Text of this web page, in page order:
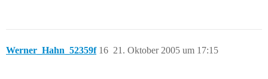
Werner_Hahn_52359f 21. Oktober 2005 um 17:15
16